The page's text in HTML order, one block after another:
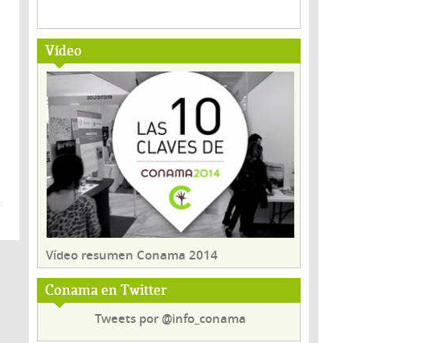
Vídeo
Vídeo resumen Conama 2014
Conama en Twitter
Tweets por @info_conama